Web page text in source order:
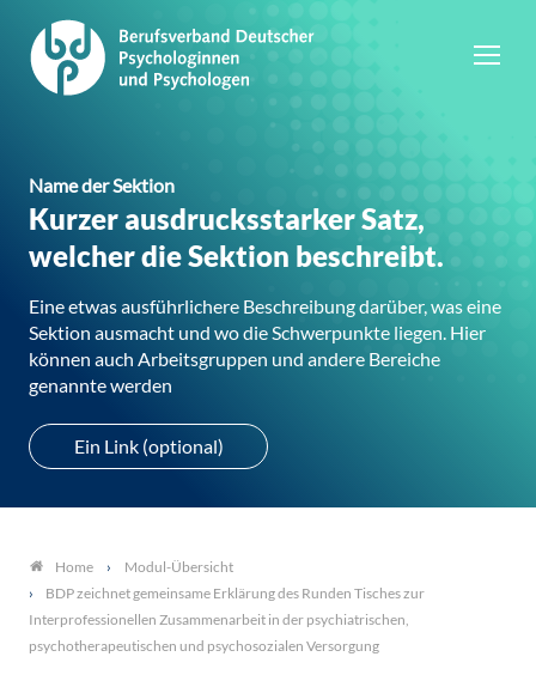
Name der Sektion
Kurzer ausdrucksstarker Satz,
welcher die Sektion beschreibt.
Eine etwas ausführlichere Beschreibung darüber, was eine
Sektion ausmacht und wo die Schwerpunkte liegen. Hier
können auch Arbeitsgruppen und andere Bereiche
genannte werden
Ein Link (optional)
Home
Modul-Übersicht
BDP zeichnet gemeinsame Erklärung des Runden Tisches zur
Interprofessionellen Zusammenarbeit in der psychiatrischen,
psychotherapeutischen und psychosozialen Versorgung